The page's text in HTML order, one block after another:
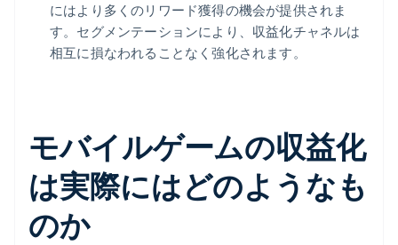
にはより多くのリワード獲得の機会が提供されま
す。セグメンテーションにより、収益化チャネルは
相互に損なわれることなく強化されます。
モバイルゲームの収益化
は実際にはどのようなも
のか